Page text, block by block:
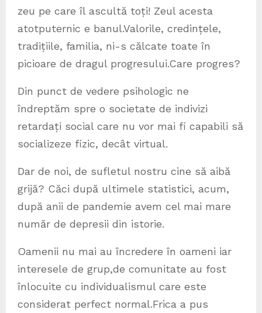
zeu pe care îl ascultă toți! Zeul acesta
atotputernic e banul.Valorile, credințele,
tradițiile, familia, ni-s călcate toate în
picioare de dragul progresului.Care progres?
Din punct de vedere psihologic ne
îndreptăm spre o societate de indivizi
retardați social care nu vor mai fi capabili să
socializeze fizic, decât virtual.
Dar de noi, de sufletul nostru cine să aibă
grijă? Căci după ultimele statistici, acum,
după anii de pandemie avem cel mai mare
număr de depresii din istorie.
Oamenii nu mai au încredere în oameni iar
interesele de grup,de comunitate au fost
înlocuite cu individualismul care este
considerat perfect normal.Frica a pus